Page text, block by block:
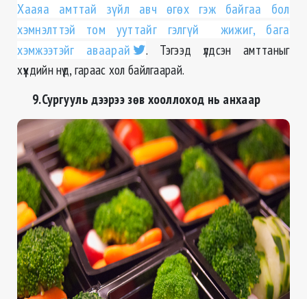
Хааяа амттай зүйл авч өгөх гэж байгаа бол
хэмнэлттэй том ууттайг гэлгүй жижиг, бага
хэмжээтэйг аваарай
. Тэгээд үлдсэн амттаныг
хүүхдийн нүд, гараас хол байлгаарай.
9.Сургууль дээрээ зөв хооллоход нь анхаар